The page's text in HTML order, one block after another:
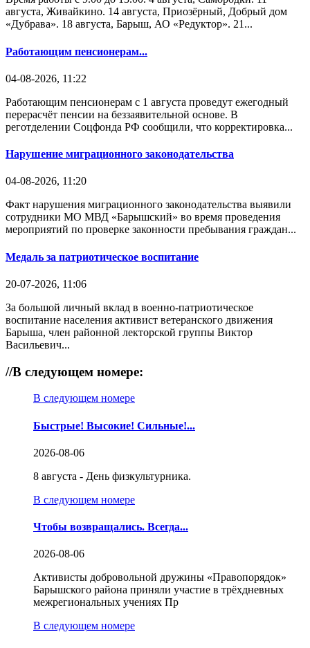
августа, Живайкино. 14 августа, Приозёрный, Добрый дом
«Дубрава». 18 августа, Барыш, АО «Редуктор». 21...
Работающим пенсионерам...
04-08-2026, 11:22
Работающим пенсионерам с 1 августа проведут ежегодный
перерасчёт пенсии на беззаявительной основе. В
реготделении Соцфонда РФ сообщили, что корректировка...
Нарушение миграционного законодательства
04-08-2026, 11:20
Факт нарушения миграционного законодательства выявили
сотрудники МО МВД «Барышский» во время проведения
мероприятий по проверке законности пребывания граждан...
Медаль за патриотическое воспитание
20-07-2026, 11:06
За большой личный вклад в военно-патриотическое
воспитание населения активист ветеранского движения
Барыша, член районной лекторской группы Виктор
Васильевич...
//В следующем номере:
В следующем номере
Быстрые! Высокие! Сильные!...
2026-08-06
8 августа - День физкультурника.
В следующем номере
Чтобы возвращались. Всегда...
2026-08-06
Активисты добровольной дружины «Правопорядок»
Барышского района приняли участие в трёхдневных
межрегиональных учениях Пр
В следующем номере